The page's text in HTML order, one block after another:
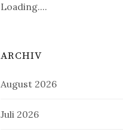
Loading....
ARCHIV
August 2026
Juli 2026